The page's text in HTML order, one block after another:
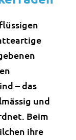
– das
und
Beim
ihre